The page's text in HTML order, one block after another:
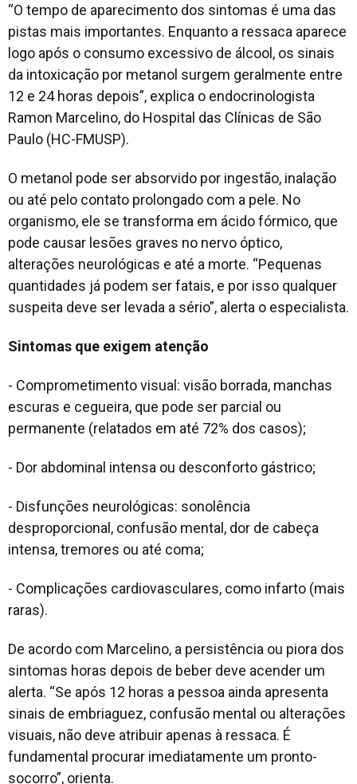
“O tempo de aparecimento dos sintomas é uma das
pistas mais importantes. Enquanto a ressaca aparece
logo após o consumo excessivo de álcool, os sinais
da intoxicação por metanol surgem geralmente entre
12 e 24 horas depois”, explica o endocrinologista
Ramon Marcelino, do Hospital das Clínicas de São
Paulo (HC-FMUSP).
O metanol pode ser absorvido por ingestão, inalação
ou até pelo contato prolongado com a pele. No
organismo, ele se transforma em ácido fórmico, que
pode causar lesões graves no nervo óptico,
alterações neurológicas e até a morte. “Pequenas
quantidades já podem ser fatais, e por isso qualquer
suspeita deve ser levada a sério”, alerta o especialista.
Sintomas que exigem atenção
- Comprometimento visual: visão borrada, manchas
escuras e cegueira, que pode ser parcial ou
permanente (relatados em até 72% dos casos);
- Dor abdominal intensa ou desconforto gástrico;
- Disfunções neurológicas: sonolência
desproporcional, confusão mental, dor de cabeça
intensa, tremores ou até coma;
- Complicações cardiovasculares, como infarto (mais
raras).
De acordo com Marcelino, a persistência ou piora dos
sintomas horas depois de beber deve acender um
alerta. “Se após 12 horas a pessoa ainda apresenta
sinais de embriaguez, confusão mental ou alterações
visuais, não deve atribuir apenas à ressaca. É
fundamental procurar imediatamente um pronto-
socorro”, orienta.